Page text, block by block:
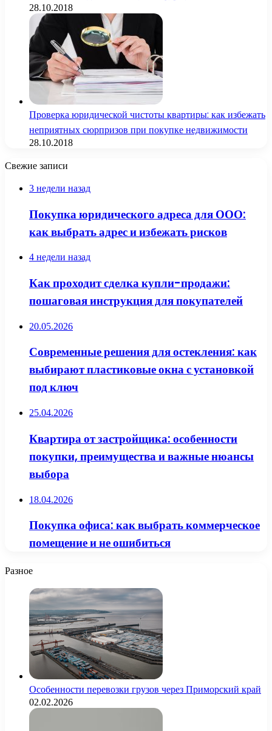
28.10.2018
Проверка юридической чистоты квартиры: как избежать
неприятных сюрпризов при покупке недвижимости
28.10.2018
Свежие записи
3 недели назад
Покупка юридического адреса для ООО:
как выбрать адрес и избежать рисков
4 недели назад
Как проходит сделка купли-продажи:
пошаговая инструкция для покупателей
20.05.2026
Современные решения для остекления: как
выбирают пластиковые окна с установкой
под ключ
25.04.2026
Квартира от застройщика: особенности
покупки, преимущества и важные нюансы
выбора
18.04.2026
Покупка офиса: как выбрать коммерческое
помещение и не ошибиться
Разное
Особенности перевозки грузов через Приморский край
02.02.2026